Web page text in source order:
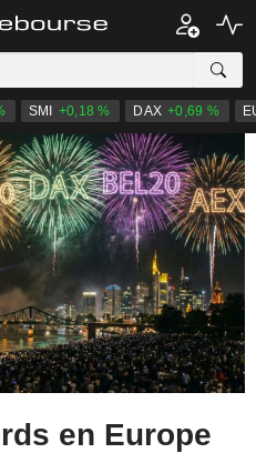
SMI +0,18 % DAX +0,69 %
en Europe